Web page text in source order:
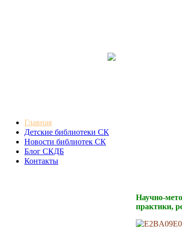
Главная
Детские библиотеки СК
Новости библиотек СК
Блог СКДБ
Контакты
Научно-
практики,